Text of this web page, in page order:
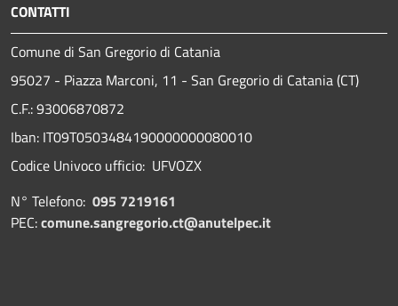
CONTATTI
Comune di San Gregorio di Catania
95027 - Piazza Marconi, 11 - San Gregorio di Catania (CT)
C.F.: 93006870872
Iban: IT09T0503484190000000080010
Codice Univoco ufficio: UFVOZX
N° Telefono: 095 7219161
PEC:comune.sangregorio.ct@anutelpec.it